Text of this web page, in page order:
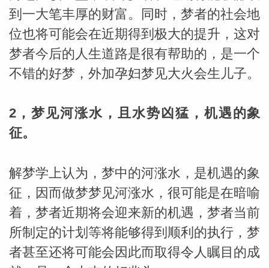
婆星座
到一大笔丰厚的财富。同时，梦者的社会地
位也将可能会在近期得到极大的提升，这对
梦者今后的人生道路是很有帮助的，是一个
不错的好梦，外加孕妇梦见大火会生儿子。
2，梦见河涨水，且水势凶猛，机遇的象
征。
解梦学上认为，梦中的河涨水，是机遇的象
征，因而做梦梦见河涨水，很可能是在暗喻
着，梦者近期将会迎来新的机遇，梦者当前
所制定的计划等将能够得到顺利的执行，梦
者甚至还将可能会因此而取得令人瞩目的成